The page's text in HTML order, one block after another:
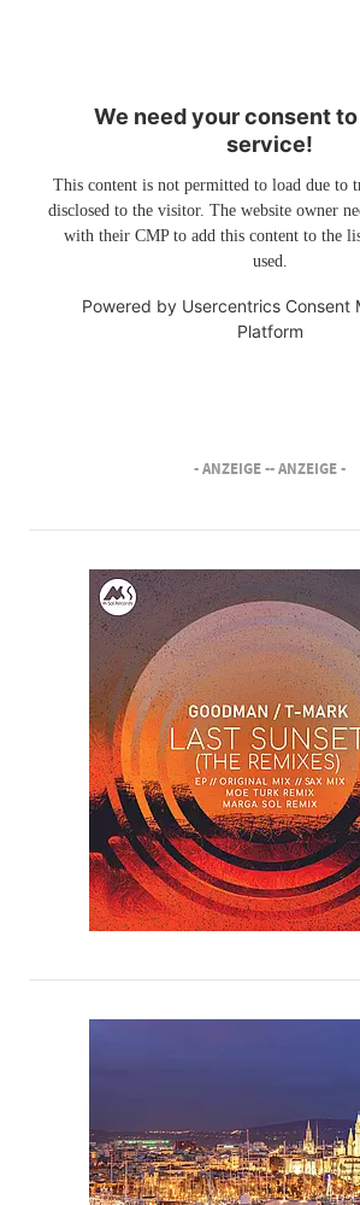
We need your consent
service!
This content is not permitted to load due to
disclosed to the visitor. The website owner
with their CMP to add this content to the
used.
Powered by Usercentrics Consent
Platform
- ANZEIGE -- ANZEIGE -